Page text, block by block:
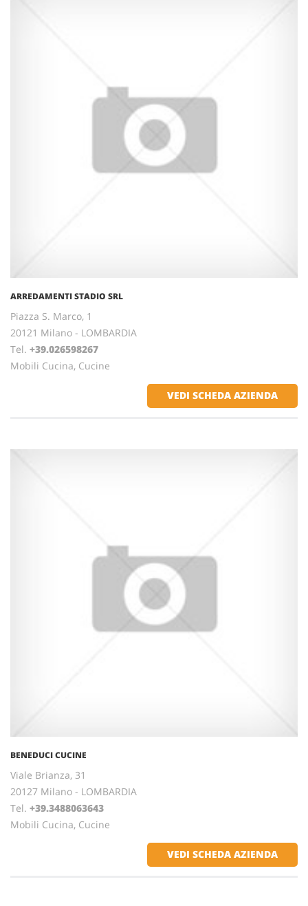
ARREDAMENTI STADIO SRL
Piazza S. Marco, 1
20121 Milano - LOMBARDIA
Tel. +39.026598267
Mobili Cucina, Cucine
VEDI SCHEDA AZIENDA
BENEDUCI CUCINE
Viale Brianza, 31
20127 Milano - LOMBARDIA
Tel. +39.3488063643
Mobili Cucina, Cucine
VEDI SCHEDA AZIENDA